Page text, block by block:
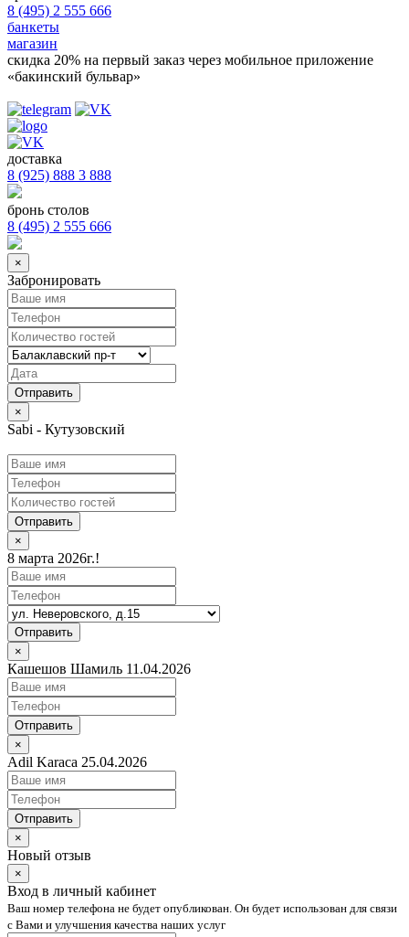
8 (495) 2 555 666
банкеты
магазин
скидка 20% на первый заказ через мобильное приложение
«бакинский бульвар»
доставка
8 (925) 888 3 888
бронь столов
8 (495) 2 555 666
×
Забронировать
×
Sabi - Кутузовский
Отправить
×
8 марта 2026г.!
Отправить
×
Кашешов Шамиль 11.04.2026
Отправить
×
Adil Karaca 25.04.2026
Отправить
×
Новый отзыв
×
Вход в личный кабинет
Ваш номер телефона не будет опубликован. Он будет использован для связи
с Вами и улучшения качества наших услуг